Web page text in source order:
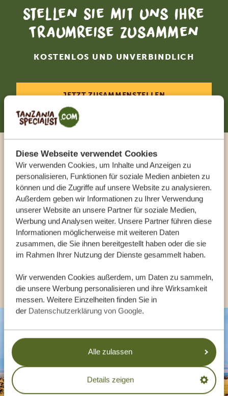
Diese Webseite verwendet Cookies
Wir verwenden Cookies, um Inhalte und Anzeigen zu
personalisieren, Funktionen für soziale Medien anbieten zu
können und die Zugriffe auf unsere Website zu analysieren.
Außerdem geben wir Informationen zu Ihrer Verwendung
unserer Website an unsere Partner für soziale Medien,
Werbung und Analysen weiter. Unsere Partner führen diese
Informationen möglicherweise mit weiteren Daten
zusammen, die Sie ihnen bereitgestellt haben oder die sie
im Rahmen Ihrer Nutzung der Dienste gesammelt haben.
Wir verwenden Cookies außerdem, um Daten zu sammeln,
die unsere Werbung personalisieren und ihre Wirksamkeit
messen. Weitere Einzelheiten finden Sie in
der Datenschutzerklärung von Google.
Alle zulassen
Details zeigen
Stellen Sie mit uns Ihre
Traumreise zusammen
KOSTENLOS UND UNVERBINDLICH
JETZT ZUSAMMENSTELLEN
Sprechen Sie mit einem
Reiseberater
UNSERE EXPERTEN HELFEN IHNEN GERN
DE:+494087407061
ANDERE LÄNDER